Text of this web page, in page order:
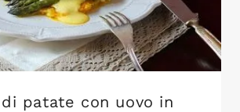
patate con uovo in